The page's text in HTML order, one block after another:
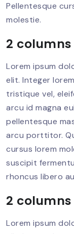
Pellentesque
molestie.
2 columns
Lorem ipsum
elit. Integer
tristique vel,
arcu id magna
pellentesque
arcu porttitor.
cursus lorem
suscipit
rhoncus libero
2 columns
Lorem ipsum